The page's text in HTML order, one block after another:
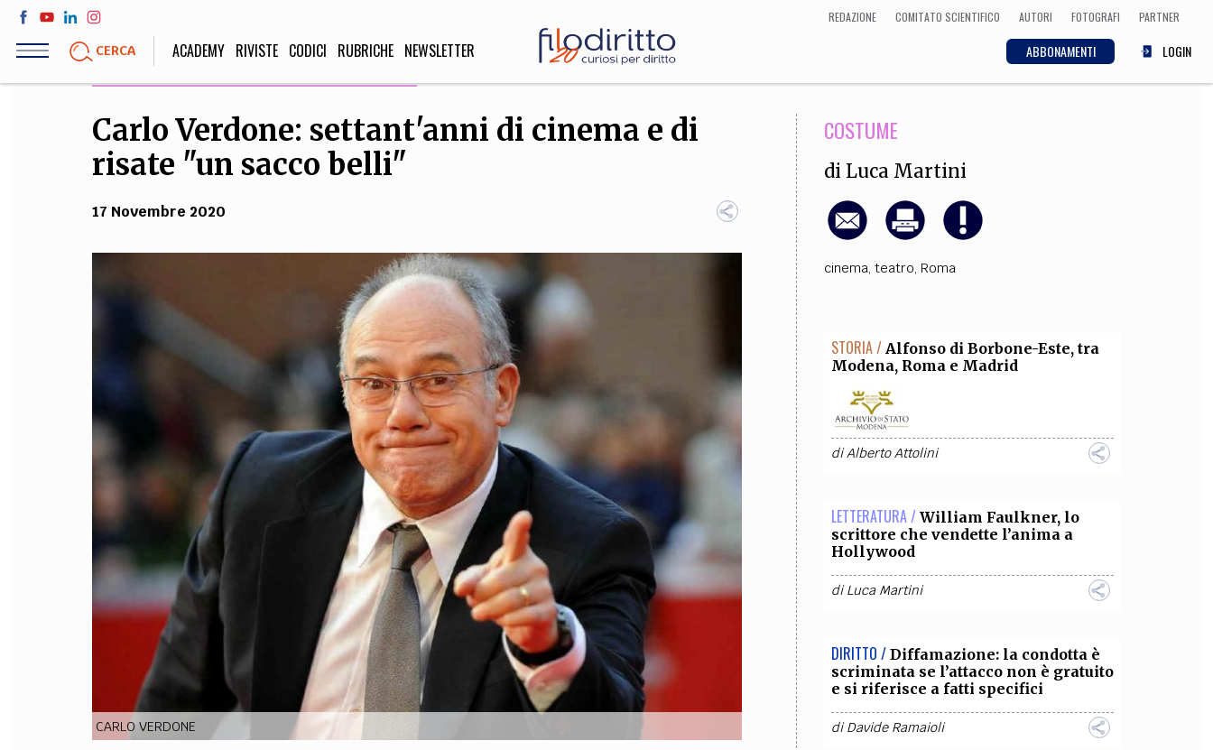
Salta
contenuto
REDAZIONE COMITATO SCIENTIFICO AUTORI FOTOGRAFI PARTNER
CERCA ABBONAMENTI LOGIN
ACADEMY RIVISTE CODICI RUBRICHE NEWSLETTER
LIFE STYLE
Sport, Cucina, Viaggi,
SOCIETÀ
Politica, Attualità,
ECONOMIA
STORIA E FILOSOFIA
Scienze storiche,
umanistiche, Religione
INNOVAZIONE
Scienze informatiche,
Architettura, Ingegneria
CULTURA
Arte, Cinema, Musica,
TEAM
FILODIRITTO REDAZIONE COMITATO SCIENTIFICO AUTORI CURATORI FOTOGRAFI COLLABORA CON NOI
EXTRA
CODICI RUBRICHE PROCEEDINGS PUBBLICITÀ
SOCIAL MEDIA
Carlo Verdone: settant'anni di cinema e di
risate "un sacco belli"
17 Novembre 2020
CARLO VERDONE
COSTUME
di Luca Martini
cinema, teatro, Roma
STORIA / Alfonso di Borbone-Este, tra
Modena, Roma e Madrid
diAlberto Attolini
LETTERATURA / William Faulkner, lo
scrittore che vendette l’anima a
Hollywood
diLuca Martini
DIRITTO / Diffamazione: la condotta è
scriminata se l’attacco non è gratuito
e si riferisce a fatti specifici
diDavide Ramaioli